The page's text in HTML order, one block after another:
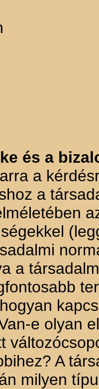
és a
a
a
a
e olyan
A
milyen